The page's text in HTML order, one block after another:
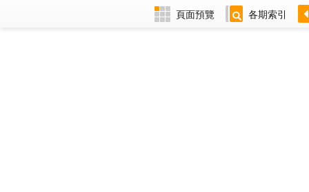
頁面預覽 各期索引